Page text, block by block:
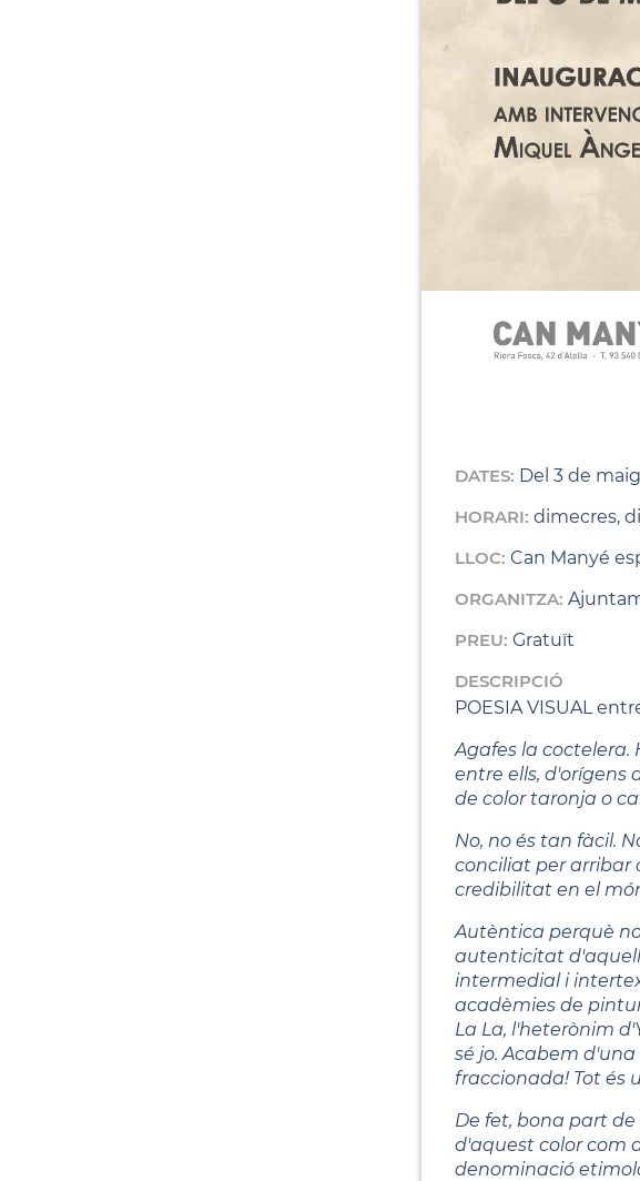
DATES: Del 3 de
HORARI: dimecres,
LLOC: Can Manyé
ORGANITZA:
PREU: Gratuït
DESCRIPCIÓ
POESIA VISUAL
Agafes la coctelera.
entre ells, d'orígens
de color taronja o
No, no és tan fàcil.
conciliat per
credibilitat en el
Autèntica perquè
autenticitat
intermedial i
acadèmies de
La La, l'heterònim
sé jo. Acabem
fraccionada! Tot és
De fet, bona part
d'aquest color com
denominació